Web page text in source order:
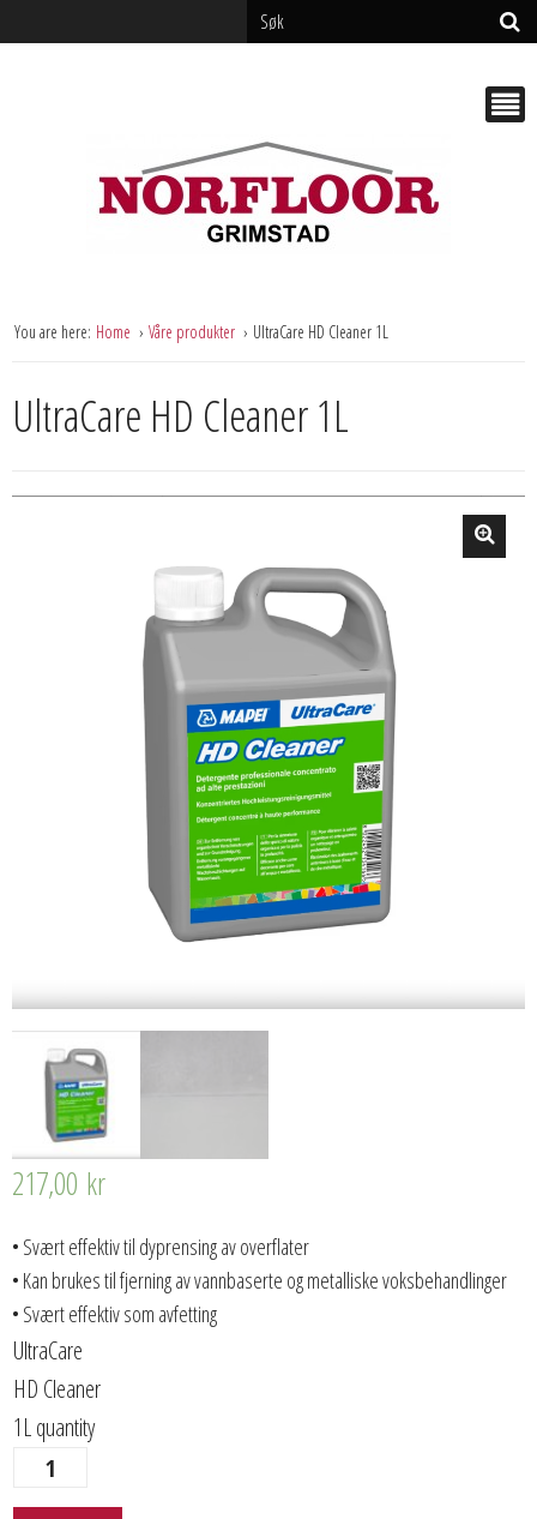
You are here: Home Våre produkter UltraCare HD Cleaner 1L
UltraCare HD Cleaner 1L
217,00 kr
• Svært effektiv til dyprensing av overflater
• Kan brukes til fjerning av vannbaserte og metalliske voksbehandlinger
• Svært effektiv som avfetting
UltraCare
HD Cleaner
1L quantity